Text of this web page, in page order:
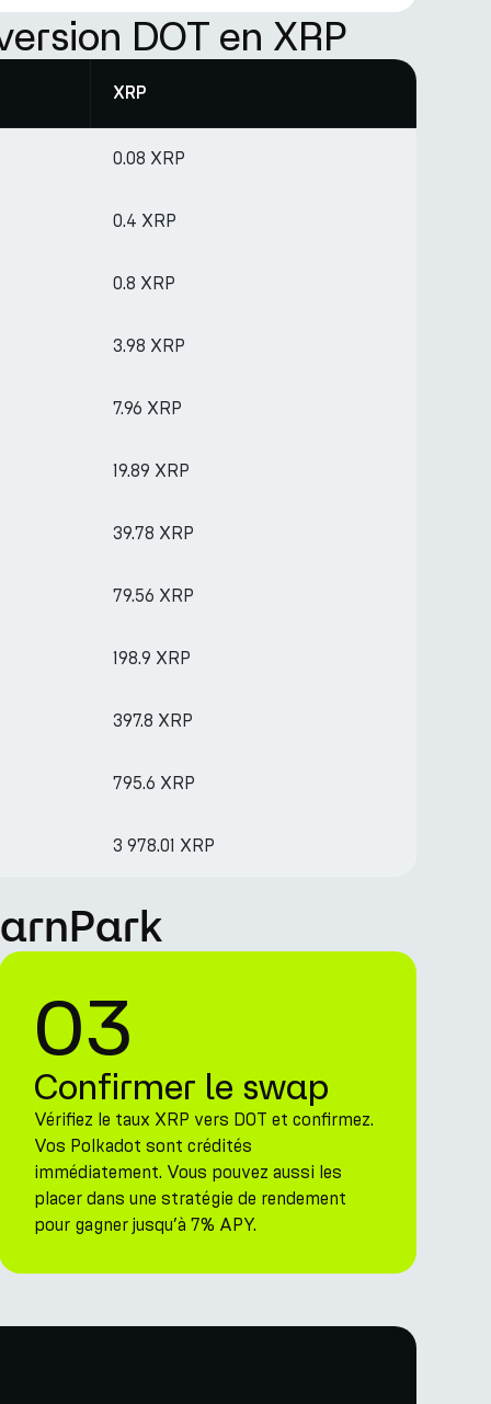
DOT en XRP
XRP
0.08 XRP
0.4 XRP
0.8 XRP
3.98 XRP
7.96 XRP
19.89 XRP
39.78 XRP
79.56 XRP
198.9 XRP
397.8 XRP
795.6 XRP
3 978.01 XRP
03
Confirmer le swap
Vérifiez le taux XRP vers DOT et confirmez.
Vos Polkadot sont crédités
immédiatement. Vous pouvez aussi les
placer dans une stratégie de rendement
pour gagner jusqu’à 7% APY.